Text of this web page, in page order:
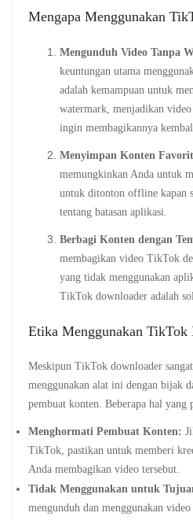
Mengapa Menggunakan
Mengunduh Video Tanpa
keuntungan utama
adalah kemampuan untuk
watermark, menjadikan
ingin membagikannya
Menyimpan Konten
memungkinkan Anda untuk
untuk ditonton offline kapan
tentang batasan aplikasi.
Berbagi Konten dengan
membagikan video TikTok
yang tidak menggunakan
TikTok downloader adalah
Etika Menggunakan TikTok
Meskipun TikTok downloader
menggunakan alat ini dengan bijak
pembuat konten. Beberapa hal yang
Menghormati Pembuat Konten:
TikTok, pastikan untuk memberi
Anda membagikan video tersebut.
Tidak Menggunakan untuk
mengunduh dan menggunakan